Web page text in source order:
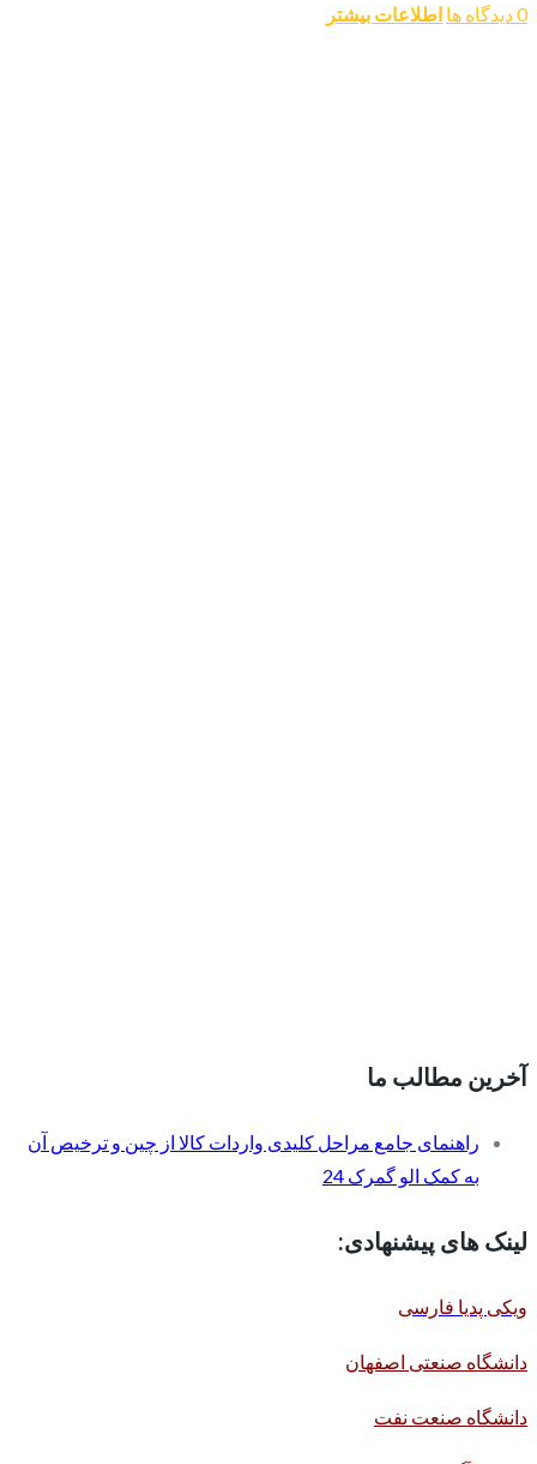
0 دیدگاه ها اطلاعات بیشتر
آخرین مطالب ما
راهنمای جامع مراحل کلیدی واردات کالا از چین و ترخیص آن
به کمک الو گمرک 24
لینک های پیشنهادی:
ویکی پدیا فارسی
دانشگاه صنعتی اصفهان
دانشگاه صنعت نفت